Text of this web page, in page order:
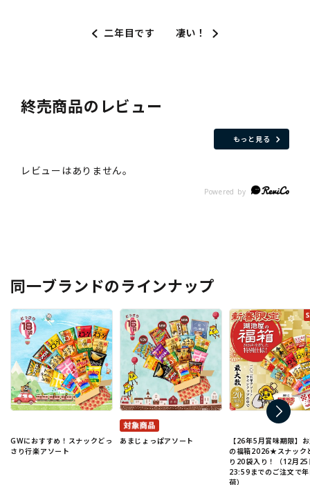
二年目です 凄い！
終売商品のレビュー
もっと見る
同一ブランドのラインナップ
GWにおすすめ！スナックどっ
さり行楽アソート
あまじょっぱアソート
【26年5月賞味期限】
の福箱2026★スナック
り20袋入り！（12月25
23:59までのご注文で
荷）